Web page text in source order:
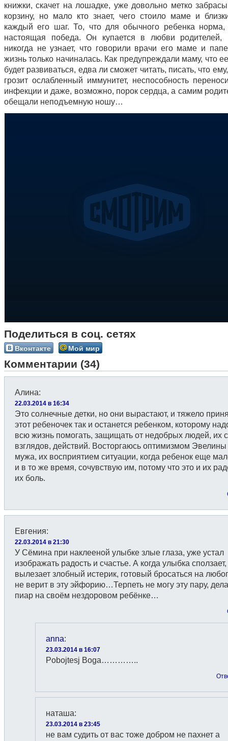
книжки, скачет на лошадке, уже довольно метко
корзину, но мало кто знает, чего стоило маме и
каждый его шаг. То, что для обычного ребенка
настоящая победа. Он купается в любви
никогда не узнает, что говорили врачи его маме и
жизнь только начиналась. Как предупреждали маму, что
будет развиваться, едва ли сможет читать, писать, что
грозит ослабленный иммунитет, неспособность
инфекции и даже, возможно, порок сердца, а самим
обещали неподъемную ношу…
Поделиться в соц. сетях
Вконтакте Мой мир
Комментарии (34)
Алина:
22.03.2014 в 16:34
Это солнечные детки, но они вырастают, и тяжело
этот ребеночек так и останется ребенком, которому
всю жизнь помогать, защищать от недобрых людей, их
взглядов, действий. Восторгаюсь оптимизмом Эвелины
мужа, их восприятием ситуации, когда ребенок еще
и в то же время, сочувствую им, потому что это и их
их боль.
Евгения:
22.03.2014 в 21:30
У Сёмина при наклееной улыбке злые глаза, уже устал
изображать радость и счастье. А когда улыбка сползает,
вылезает злобный истерик, готовый бросаться на
не верит в эту эйфорию…Терпеть не могу эту пару,
пиар на своём нездоровом ребёнке…
anna:
23.03.2014 в 16:07
Pobojtesj Boga…………..
наташа:
23.03.2014 в 23:45
не вам судить от вас тоже добром не пахнет а